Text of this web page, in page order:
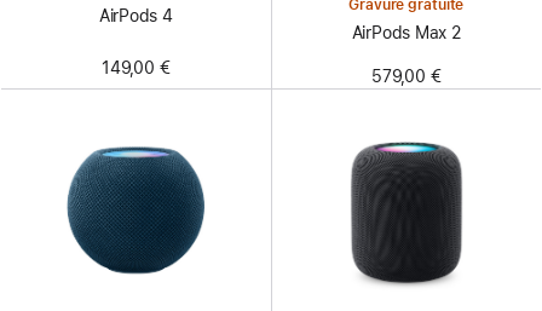
AirPods 4
149,00 €
Gravure gratuite
AirPods Max 2
579,00 €